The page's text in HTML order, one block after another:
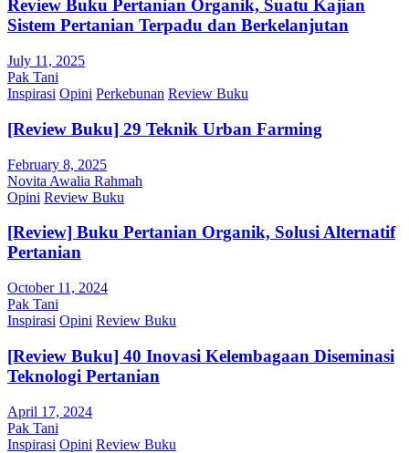
Review Buku Pertanian Organik, Suatu Kajian
Sistem Pertanian Terpadu dan Berkelanjutan
July 11, 2025
Pak Tani
Inspirasi Opini Perkebunan Review Buku
[Review Buku] 29 Teknik Urban Farming
February 8, 2025
Novita Awalia Rahmah
Opini Review Buku
[Review] Buku Pertanian Organik, Solusi Alternatif
Pertanian
October 11, 2024
Pak Tani
Inspirasi Opini Review Buku
[Review Buku] 40 Inovasi Kelembagaan Diseminasi
Teknologi Pertanian
April 17, 2024
Pak Tani
Inspirasi Opini Review Buku